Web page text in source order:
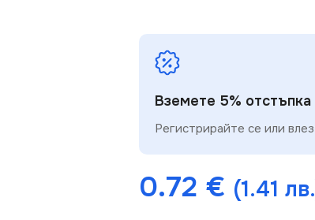
Вземете 5%
Регистрирайте се или
0.72 € (1.41